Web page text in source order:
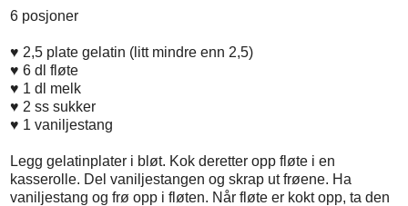
6 posjoner
♥ 2,5 plate gelatin (litt mindre enn 2,5)
♥ 6 dl fløte
♥ 1 dl melk
♥ 2 ss sukker
♥ 1 vaniljestang
Legg gelatinplater i bløt. Kok deretter opp fløte i en
kasserolle. Del vaniljestangen og skrap ut frøene. Ha
vaniljestang og frø opp i fløten. Når fløte er kokt opp, ta den